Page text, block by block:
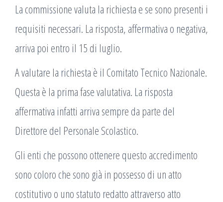
La commissione valuta la richiesta e se sono presenti i
requisiti necessari. La risposta, affermativa o negativa,
arriva poi entro il 15 di luglio.
A valutare la richiesta è il Comitato Tecnico Nazionale.
Questa è la prima fase valutativa. La risposta
affermativa infatti arriva sempre da parte del
Direttore del Personale Scolastico.
Gli enti che possono ottenere questo accredimento
sono coloro che sono già in possesso di un atto
costitutivo o uno statuto redatto attraverso atto